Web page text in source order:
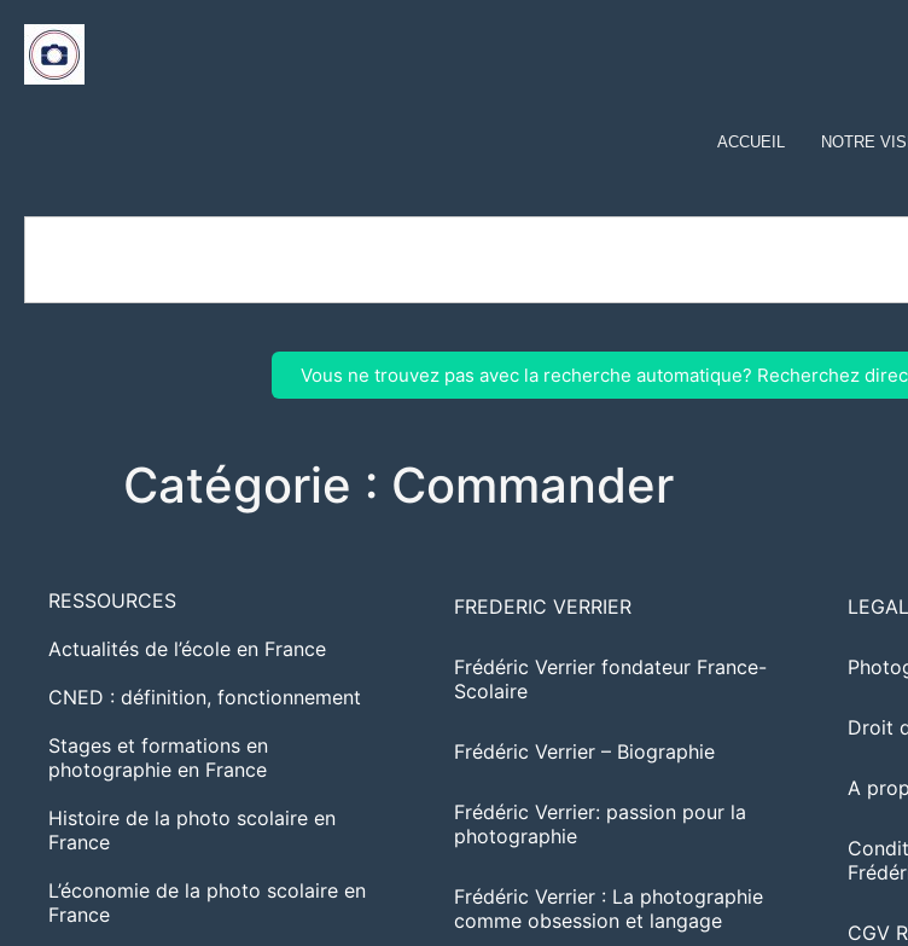
ACCUEIL NOTRE
Vous ne trouvez pas avec la recherche automatique? Recherchez
Catégorie : Commander
RESSOURCES
Actualités de l’école en France
CNED : définition, fonctionnement
Stages et formations en
photographie en France
Histoire de la photo scolaire en
France
L’économie de la photo scolaire en
France
FREDERIC VERRIER
Frédéric Verrier fondateur France-
Scolaire
Frédéric Verrier – Biographie
Frédéric Verrier: passion pour la
photographie
Frédéric Verrier : La photographie
comme obsession et langage
LEGAL
Droit
A
CGV